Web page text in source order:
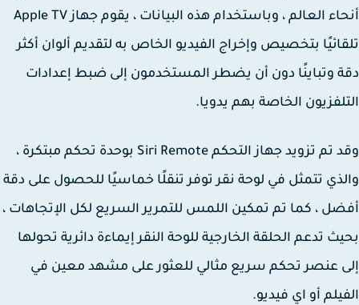
أنحاء العالم ، وباستخدام هذه البيانات ، يقوم جهاز Apple TV
بتخصيص وإخراج الفيديو الخاص به لتقديم ألوان أكثر
وتباينًا دون أن يضطر المستخدمون إلى ضبط إعدادات
الخاصة بهم يدويا.
وقد تم تزويد جهاز التحكم Siri Remote بوحدة تحكم مبتكرة ،
تتمثل في لوحة نقر توفر تنقلًا خماسيًا للحصول على دقة
، كما تم تمكين اللمس للتمرير السريع لكل الإتجاهات ،
تدعم الحلقة الخارجية للوحة النقر إيماءة دائرية تحولها
عنصر تحكم سريع مثالي للعثور على مشهد معين في
أو اي فيديو.